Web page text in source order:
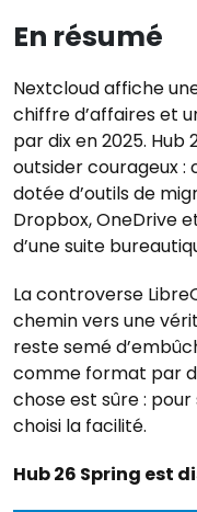
En résumé
Nextcloud affiche
chiffre d’affaires et
par dix en 2025. Hub
outsider courageux :
dotée d’outils de
Dropbox, OneDrive
d’une suite
La controverse
chemin vers une
reste semé
comme format par
chose est sûre : pour
choisi la facilité.
Hub 26 Spring est